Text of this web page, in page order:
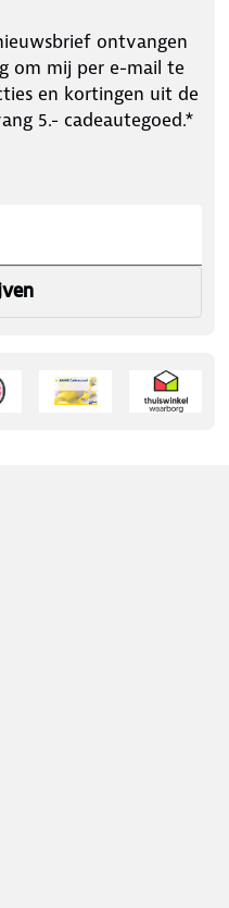
ontvangen
om mij per e-mail te
en kortingen uit de
5.- cadeautegoed.*